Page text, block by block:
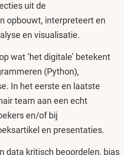
uit de
opbouwt, interpreteert en
en visualisatie.
wat ‘het digitale’ betekent
(Python),
In het eerste en laatste
team aan een echt
en/of bij
en presentaties.
data kritisch beoordelen, bias